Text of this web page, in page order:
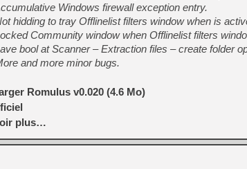
Windows firewall exception entry.
hidding to tray Offlinelist filters window when is
Community window when Offlinelist filters
bool at Scanner – Extraction files – create folder
and more minor bugs.
Romulus v0.020 (4.6 Mo)
plus…